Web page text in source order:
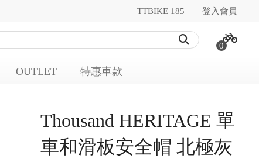
TTBIKE 185 登入會員
0
OUTLET 特惠車款
Thousand HERITAGE 單
車和滑板安全帽 北極灰